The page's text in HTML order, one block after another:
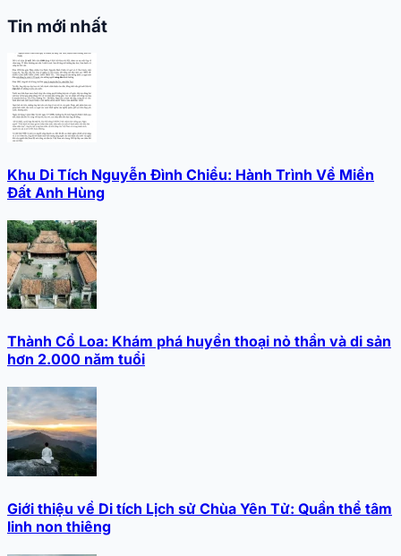
Tin mới nhất
Khu Di Tích Nguyễn Đình Chiểu: Hành Trình Về Miền
Đất Anh Hùng
Thành Cổ Loa: Khám phá huyền thoại nỏ thần và di sản
hơn 2.000 năm tuổi
Giới thiệu về Di tích Lịch sử Chùa Yên Tử: Quần thể tâm
linh non thiêng